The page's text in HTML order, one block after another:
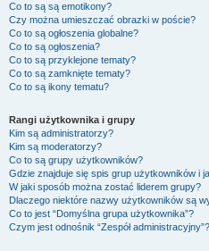
Co to są są emotikony?
Czy można umieszczać obrazki w poście?
Co to są ogłoszenia globalne?
Co to są ogłoszenia?
Co to są przyklejone tematy?
Co to są zamknięte tematy?
Co to są ikony tematu?
Rangi użytkownika i grupy
Kim są administratorzy?
Kim są moderatorzy?
Co to są grupy użytkowników?
Gdzie znajduje się spis grup użytkowników i
W jaki sposób można zostać liderem grupy?
Dlaczego niektóre nazwy użytkowników są
Co to jest “Domyślna grupa użytkownika”?
Czym jest odnośnik “Zespół administracyjny”?